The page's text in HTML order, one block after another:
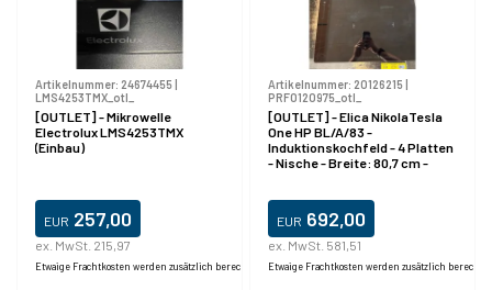
Artikelnummer: 24674455
LMS4253TMX_otl_
[OUTLET] - Mikrowelle
Electrolux LMS4253TMX
(Einbau)
EUR 257,00
ex. MwSt. 215,97
Etwaige Frachtkosten werden zusätzlich berechnet.
Artikelnummer: 20126215
PRF0120975_otl_
[OUTLET] - Elica NikolaTesla
One HP BL/A/83 -
Induktionskochfeld - 4 Platten
- Nische - Breite: 80,7 cm -
EUR 692,00
ex. MwSt. 581,51
Etwaige Frachtkosten werden zusätzlich